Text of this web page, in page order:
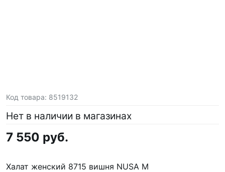
Код товара: 8519132
Нет в наличии в магазинах
7 550 руб.
Халат женский 8715 вишня NUSA M